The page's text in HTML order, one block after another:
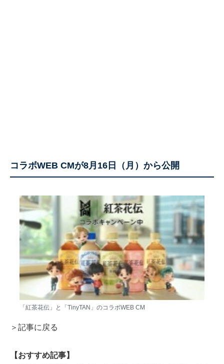
コラボWEB CMが8月16日（月）から公開
「紅茶花伝」と「TinyTAN」のコラボWEB CM
＞記事に戻る
【おすすめ記事】